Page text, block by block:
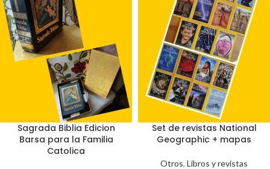
Sagrada Biblia Edicion
Barsa para la Familia
Catolica
Set de revistas National
Geographic + mapas
Otros, Libros y revistas